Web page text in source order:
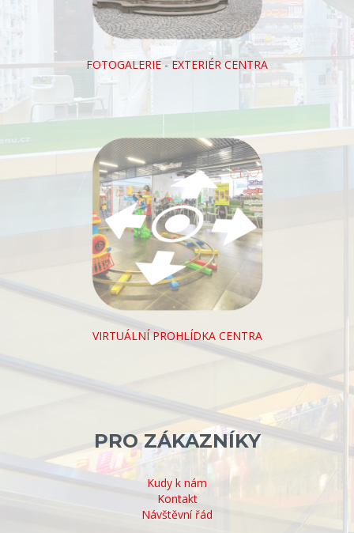
FOTOGALERIE - EXTERIÉR CENTRA
VIRTUÁLNÍ PROHLÍDKA CENTRA
PRO ZÁKAZNÍKY
Kudy k nám
Kontakt
Návštěvní řád